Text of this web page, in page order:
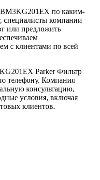
по каким-
специалисты компании
или предложить
с клиентами по всей
Parker Фильтр
телефону. Компания
консультацию,
условия, включая
клиентов.